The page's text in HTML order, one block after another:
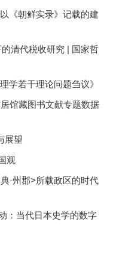
《朝鲜实录》记载的建
清代税收研究 | 国家哲
学若干理论问题刍议》
馆藏图书文献专题数据
展望
观
·州郡>所载政区的时代
：当代日本史学的数字